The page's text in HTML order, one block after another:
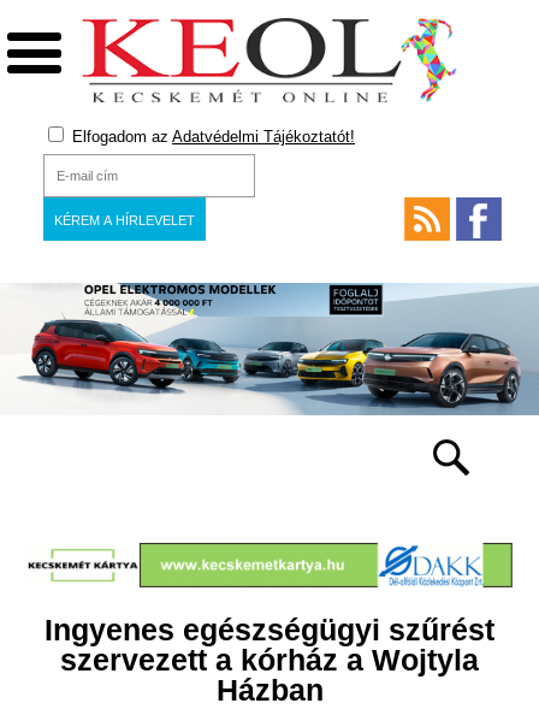
Elfogadom az Adatvédelmi Tájékoztatót!
Ingyenes egészségügyi szűrést
szervezett a kórház a Wojtyla
Házban